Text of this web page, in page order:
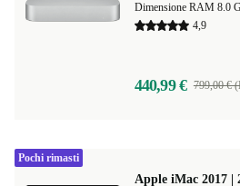
Dimensione RAM 8.0
4,9
440,99 € 799,00 €
Apple iMac 2017 |
Pochi rimasti